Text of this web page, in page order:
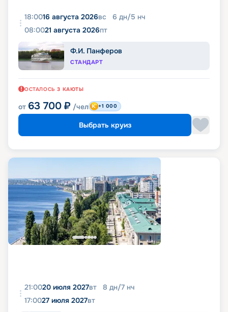
18:0016 августа 2026вс 6 дн/5 нч
08:0021 августа 2026пт
Ф.И. Панферов
СТАНДАРТ
ОСТАЛОСЬ 3 КАЮТЫ
от 63 700 ₽ /чел +1 000
Выбрать круиз
21:0020 июля 2027вт 8 дн/7 нч
17:0027 июля 2027вт